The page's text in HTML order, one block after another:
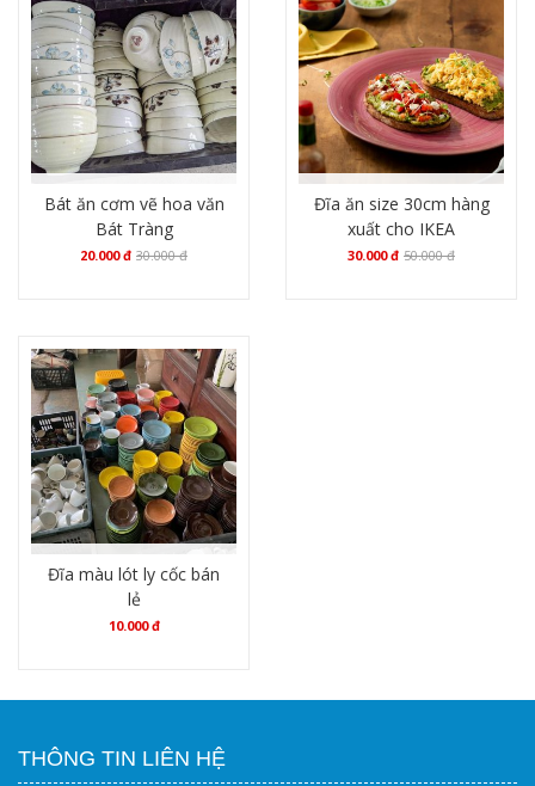
Bát ăn cơm vẽ hoa văn
Bát Tràng
20.000đ 30.000đ
Đĩa ăn size 30cm hàng
xuất cho IKEA
30.000đ 50.000đ
Đĩa màu lót ly cốc bán
lẻ
10.000đ
THÔNG TIN LIÊN HỆ